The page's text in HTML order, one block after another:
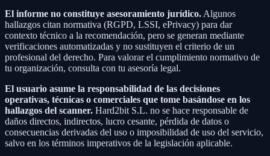
El informe no constituye asesoramiento jurídico. Algunos
hallazgos citan normativa (RGPD, LSSI, ePrivacy) para dar
contexto técnico a la recomendación, pero se generan mediante
verificaciones automatizadas y no sustituyen el criterio de un
profesional del derecho. Para valorar el cumplimiento normativo de
tu organización, consulta con tu asesoría legal.
El usuario asume la responsabilidad de las decisiones
operativas, técnicas o comerciales que tome basándose en los
hallazgos del scanner. Hard2bit S.L. no se hace responsable de
daños directos, indirectos, lucro cesante, pérdida de datos o
consecuencias derivadas del uso o imposibilidad de uso del servicio,
salvo en los términos imperativos de la legislación aplicable.